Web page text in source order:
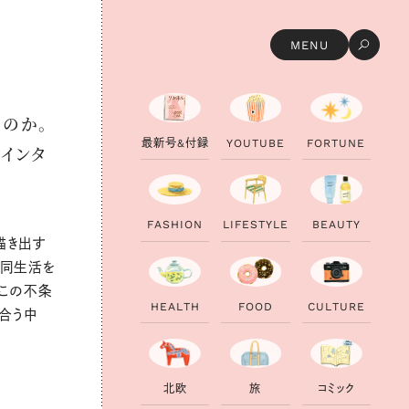
MENU
か。
ンタ
き出す
生活を
の不条
う中
最新号&付録 YOUTU B E FORTU N E
FAS H ION LI FESTYLE B EAUTY
H EALTH FOOD CU LTU RE
北欧 旅 コ ミ ック